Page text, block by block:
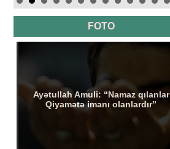
FOTO
Ayətullah Amuli: “Namaz qılanlar
Qiyamətə imanı olanlardır”